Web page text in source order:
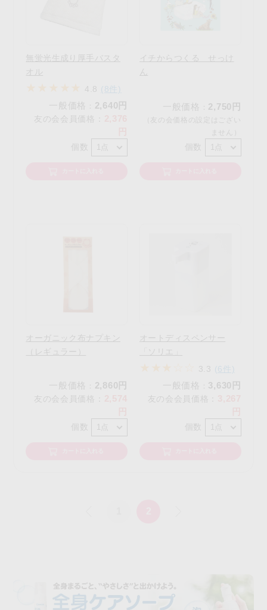
無蛍光生成り厚手バスタ
オル
4.8 (8件)
一般価格 ： 2,640円
友の会会員価格
個数
イチからつくる せっけ
ん
一般価格 ： 2,750円
（友の会価格の設定はござい
ません）
個数
オーガニック布ナプキン
（レギュラー）
一般価格 ： 2,860円
友の会会員価格
個数
オートディスペンサー
「ソリエ」
3.3 (6件)
一般価格 ： 3,630円
友の会会員価格
個数